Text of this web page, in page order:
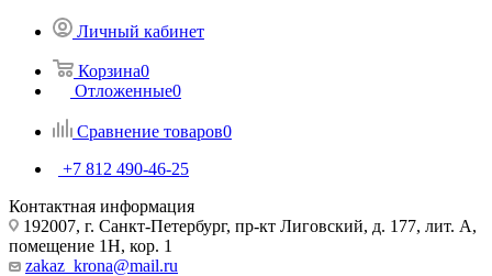
Личный кабинет
Корзина0
Отложенные0
Сравнение товаров0
+7 812 490-46-25
Контактная информация
192007, г. Санкт-Петербург, пр-кт Лиговский, д. 177, лит. А,
помещение 1Н, кор. 1
zakaz_krona@mail.ru